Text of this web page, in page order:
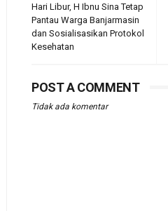
Hari Libur, H Ibnu Sina Tetap
Pantau Warga Banjarmasin
dan Sosialisasikan Protokol
Kesehatan
POST A COMMENT
Tidak ada komentar